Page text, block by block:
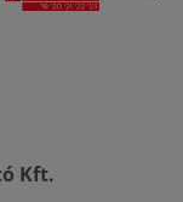
Kft.